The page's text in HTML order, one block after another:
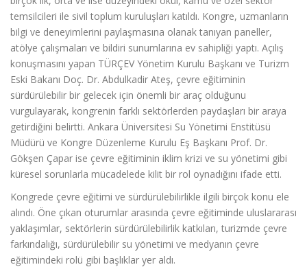
temsilcileri ile sivil toplum kuruluşları katıldı. Kongre, uzmanların
bilgi ve deneyimlerini paylaşmasına olanak tanıyan paneller,
atölye çalışmaları ve bildiri sunumlarına ev sahipliği yaptı. Açılış
konuşmasını yapan TÜRÇEV Yönetim Kurulu Başkanı ve Turizm
Eski Bakanı Doç. Dr. Abdulkadir Ateş, çevre eğitiminin
sürdürülebilir bir gelecek için önemli bir araç olduğunu
vurgulayarak, kongrenin farklı sektörlerden paydaşları bir araya
getirdiğini belirtti. Ankara Üniversitesi Su Yönetimi Enstitüsü
Müdürü ve Kongre Düzenleme Kurulu Eş Başkanı Prof. Dr.
Gökşen Çapar ise çevre eğitiminin iklim krizi ve su yönetimi gibi
küresel sorunlarla mücadelede kilit bir rol oynadığını ifade etti.
Kongrede çevre eğitimi ve sürdürülebilirlikle ilgili birçok konu ele
alındı. Öne çıkan oturumlar arasında çevre eğitiminde uluslararası
yaklaşımlar, sektörlerin sürdürülebilirlik katkıları, turizmde çevre
farkındalığı, sürdürülebilir su yönetimi ve medyanın çevre
eğitimindeki rolü gibi başlıklar yer aldı.